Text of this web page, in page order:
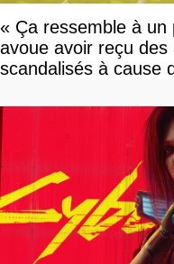
« Ça ressemble à un
avoue avoir reçu
scandalisés à cause